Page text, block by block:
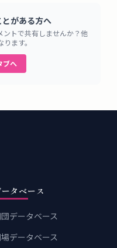
がある方へ
ントで共有しませんか？他
ます。
ブへ
ータベース
データベース
データベース